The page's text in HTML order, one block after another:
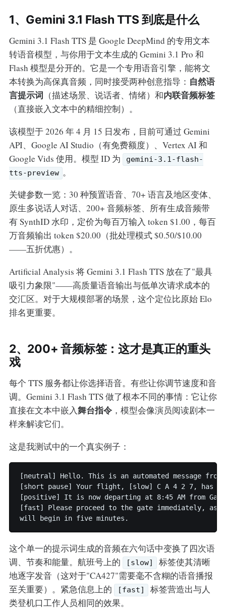
1、Gemini 3.1 Flash TTS 到底是什么
Gemini 3.1 Flash TTS 是 Google DeepMind 的专用文本
转语音模型，与你用于文本生成的 Gemini 3.1 Pro 和
Flash 模型是分开的。它是一个专用语音引擎，能将文
本转换为高保真音频，同时接受两种创意指导： 自然语
言提示词 （描述场景、说话者、情绪）和内联音频标签
（直接嵌入文本中的精细控制）。
该模型于 2026 年 4 月 15 日发布，目前可通过 Gemini
API、Google AI Studio（有免费额度）、Vertex AI 和
Google Vids 使用。模型 ID 为
gemini-3.1-flash-
tts-preview 。
关键参数一览：30 种预置语音、70+ 语言及地区变体、
原生多说话人对话、200+ 音频标签、所有生成音频带
有 SynthID 水印，定价为每百万输入 token $1.00，每百
万音频输出 token $20.00（批处理模式 $0.50/$10.00
——五折优惠）。
Artificial Analysis 将 Gemini 3.1 Flash TTS 放在了"最具
吸引力象限"——高质量语音输出与低单次请求成本的
交汇区。对于大规模部署的场景，这个定位比原始 Elo
排名更重要。
2、200+ 音频标签：这才是真正的重头
戏
每个 TTS 服务都让你选择语音。有些让你调节速度和音
调。Gemini 3.1 Flash TTS 做了根本不同的事情：它让你
直接在文本中嵌入舞台指令，模型会像演员阅读剧本一
样来解读它们。
这是我测试中的一个真实例子：
[neutral] Hello. This is an automated message
[short pause] Your flight, [slow] C A 4 2 7, has
[positive] It is now departing at 8:45 AM from
[fast] Please proceed to the gate immediately, as
这个单一的提示词生成的音频在六句话中变换了四次语
调、节奏和能量。航班号上的
[slow]
标签使其清晰
地逐字发音（这对于"CA427"需要毫不含糊的语音播报
至关重要）。紧急信息上的
[fast]
标签营造出与人
类登机口工作人员相同的效果。